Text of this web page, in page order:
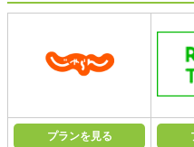
プランを見る